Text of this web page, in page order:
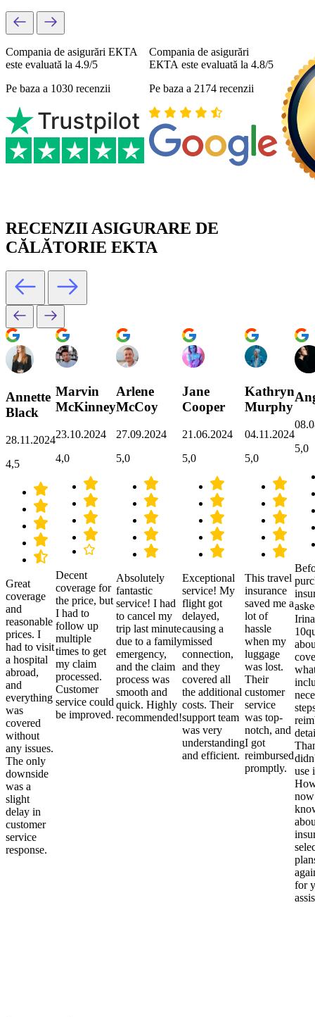
Compania de asigurări ЕКТА
este evaluată la 4.9/5
Pe baza a 1030 recenzii
Compania de asigurări
ЕКТА este evaluată la 4.8/5
Pe baza a 2174 recenzii
RECENZII ASIGURARE DE
CĂLĂTORIE EKTA
Annette
Black
28.11.2024
4,5
Great
coverage
and
reasonable
prices. I
had to visit
a hospital
abroad,
and
everything
was
covered
without
any issues.
The only
downside
was a
slight
delay in
customer
service
response.
Marvin
McKinney
23.10.2024
4,0
Decent
coverage for
the price, but
I had to
follow up
multiple
times to get
my claim
processed.
Customer
service could
be improved.
Arlene
McCoy
27.09.2024
5,0
Absolutely
fantastic
service! I had
to cancel my
trip last minute
due to a family
emergency,
and the claim
process was
smooth and
quick. Highly
recommended!
Jane
Cooper
21.06.2024
5,0
Exceptional
service! My
flight got
delayed,
causing a
missed
connection,
and they
covered all
the additional
costs. Their
support team
was very
understanding
and efficient.
Kathryn
Murphy
04.11.2024
5,0
This travel
insurance
saved me a
lot of
hassle
when my
luggage
was lost.
Their
customer
service
was top-
notch, and
I got
reimbursed
promptly.
5,0
use
for